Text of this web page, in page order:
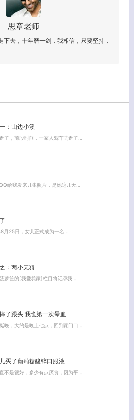
思章老师
下去，十年磨一剑，我相信，只要坚持，
：山边小溪
了，前段时间，一家人驾车去逛了…
给我发来几张照片，是她这几天…
月25日，女儿正式成为一名…
：两小无猜
萝筐的[我爱我家]栏目将记录我…
了跟头 我也第一次晕血
晚，大约是晚上七点，回到家门口…
买了葡萄糖酸锌口服液
不是很好，多少有点厌食，因为平…